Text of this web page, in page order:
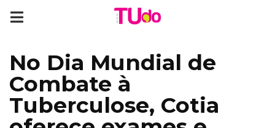
No Dia Mundial de
Combate à
Tuberculose, Cotia